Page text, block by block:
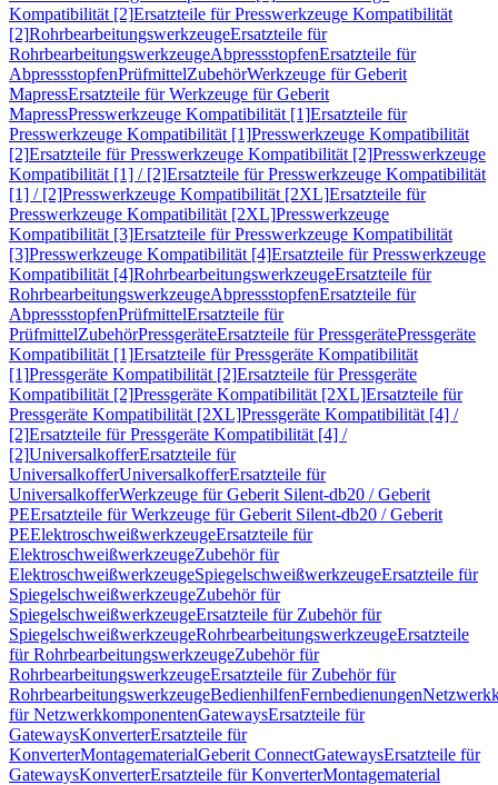
Kompatibilität [2]Ersatzteile für Presswerkzeuge Kompatibilität
[2]RohrbearbeitungswerkzeugeErsatzteile für
RohrbearbeitungswerkzeugeAbpressstopfenErsatzteile für
AbpressstopfenPrüfmittelZubehörWerkzeuge für Geberit
MapressErsatzteile für Werkzeuge für Geberit
MapressPresswerkzeuge Kompatibilität [1]Ersatzteile für
Presswerkzeuge Kompatibilität [1]Presswerkzeuge Kompatibilität
[2]Ersatzteile für Presswerkzeuge Kompatibilität [2]Presswerkzeuge
Kompatibilität [1] / [2]Ersatzteile für Presswerkzeuge Kompatibilität
[1] / [2]Presswerkzeuge Kompatibilität [2XL]Ersatzteile für
Presswerkzeuge Kompatibilität [2XL]Presswerkzeuge
Kompatibilität [3]Ersatzteile für Presswerkzeuge Kompatibilität
[3]Presswerkzeuge Kompatibilität [4]Ersatzteile für Presswerkzeuge
Kompatibilität [4]RohrbearbeitungswerkzeugeErsatzteile für
RohrbearbeitungswerkzeugeAbpressstopfenErsatzteile für
AbpressstopfenPrüfmittelErsatzteile für
PrüfmittelZubehörPressgeräteErsatzteile für PressgerätePressgeräte
Kompatibilität [1]Ersatzteile für Pressgeräte Kompatibilität
[1]Pressgeräte Kompatibilität [2]Ersatzteile für Pressgeräte
Kompatibilität [2]Pressgeräte Kompatibilität [2XL]Ersatzteile für
Pressgeräte Kompatibilität [2XL]Pressgeräte Kompatibilität [4] /
[2]Ersatzteile für Pressgeräte Kompatibilität [4] /
[2]UniversalkofferErsatzteile für
UniversalkofferUniversalkofferErsatzteile für
UniversalkofferWerkzeuge für Geberit Silent-db20 / Geberit
PEErsatzteile für Werkzeuge für Geberit Silent-db20 / Geberit
PEElektroschweißwerkzeugeErsatzteile für
ElektroschweißwerkzeugeZubehör für
ElektroschweißwerkzeugeSpiegelschweißwerkzeugeErsatzteile für
SpiegelschweißwerkzeugeZubehör für
SpiegelschweißwerkzeugeErsatzteile für Zubehör für
SpiegelschweißwerkzeugeRohrbearbeitungswerkzeugeErsatzteile
für RohrbearbeitungswerkzeugeZubehör für
RohrbearbeitungswerkzeugeErsatzteile für Zubehör für
RohrbearbeitungswerkzeugeBedienhilfenFernbedienungen
für NetzwerkkomponentenGatewaysErsatzteile für
GatewaysKonverterErsatzteile für
KonverterMontagematerialGeberit ConnectGatewaysErsatzteile für
GatewaysKonverterErsatzteile für KonverterMontagematerial